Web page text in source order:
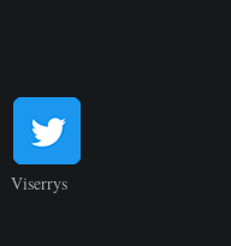
Viserrys